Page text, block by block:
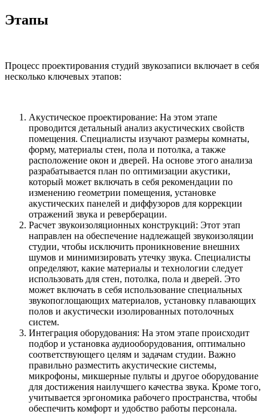
Этапы
Процесс проектирования студий звукозаписи включает в себя
несколько ключевых этапов:
Акустическое проектирование: На этом этапе
проводится детальный анализ акустических свойств
помещения. Специалисты изучают размеры комнаты,
форму, материалы стен, пола и потолка, а также
расположение окон и дверей. На основе этого анализа
разрабатывается план по оптимизации акустики,
который может включать в себя рекомендации по
изменению геометрии помещения, установке
акустических панелей и диффузоров для коррекции
отражений звука и реверберации.
Расчет звукоизоляционных конструкций: Этот этап
направлен на обеспечение надлежащей звукоизоляции
студии, чтобы исключить проникновение внешних
шумов и минимизировать утечку звука. Специалисты
определяют, какие материалы и технологии следует
использовать для стен, потолка, пола и дверей. Это
может включать в себя использование специальных
звукопоглощающих материалов, установку плавающих
полов и акустически изолированных потолочных
систем.
Интеграция оборудования: На этом этапе происходит
подбор и установка аудиооборудования, оптимально
соответствующего целям и задачам студии. Важно
правильно разместить акустические системы,
микрофоны, микшерные пульты и другое оборудование
для достижения наилучшего качества звука. Кроме того,
учитывается эргономика рабочего пространства, чтобы
обеспечить комфорт и удобство работы персонала.